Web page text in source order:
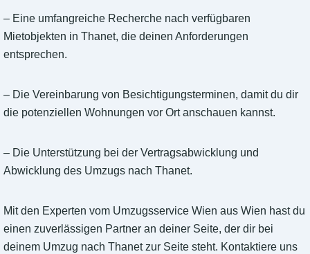
– Eine umfangreiche Recherche nach verfügbaren
Mietobjekten in Thanet, die deinen Anforderungen
entsprechen.
– Die Vereinbarung von Besichtigungsterminen, damit du dir
die potenziellen Wohnungen vor Ort anschauen kannst.
– Die Unterstützung bei der Vertragsabwicklung und
Abwicklung des Umzugs nach Thanet.
Mit den Experten vom Umzugsservice Wien aus Wien hast du
einen zuverlässigen Partner an deiner Seite, der dir bei
deinem Umzug nach Thanet zur Seite steht. Kontaktiere uns